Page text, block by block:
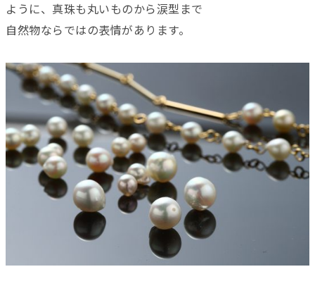
ように、真珠も丸いものから涙型まで
自然物ならではの表情があります。